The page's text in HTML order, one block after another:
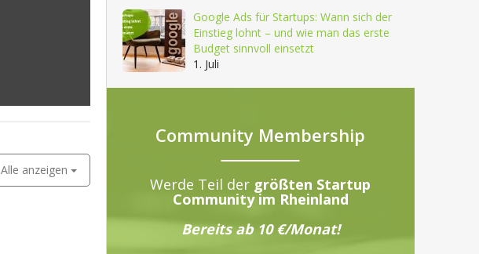
Alle anzeigen
Google Ads für Startups: Wann sich der
Einstieg lohnt – und wie man das erste
Budget sinnvoll einsetzt
1. Juli
Community Membership
Werde Teil der größten Startup
Community im Rheinland
Bereits ab 10 €/Monat!